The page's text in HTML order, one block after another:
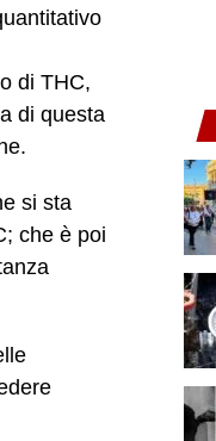
di THC,
di questa
si sta
che è poi